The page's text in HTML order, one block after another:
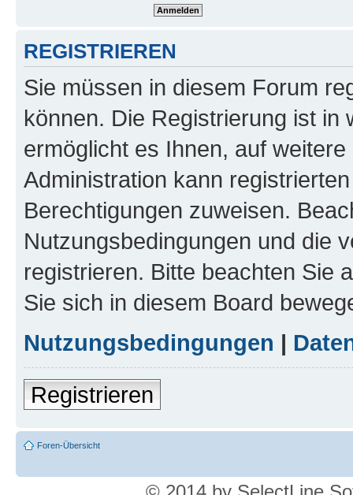
REGISTRIEREN
Sie müssen in diesem Forum
können. Die Registrierung ist in
ermöglicht es Ihnen, auf
Administration kann
Berechtigungen zuweisen.
Nutzungsbedingungen und die
registrieren. Bitte beachten Sie
Sie sich in diesem Board
Nutzungsbedingungen |
Registrieren
Foren-Übersicht